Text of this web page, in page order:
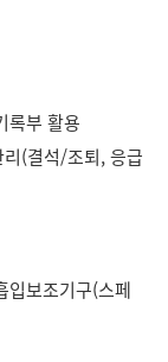
록부 활용
(결석/조퇴, 응급
입보조기구(스페